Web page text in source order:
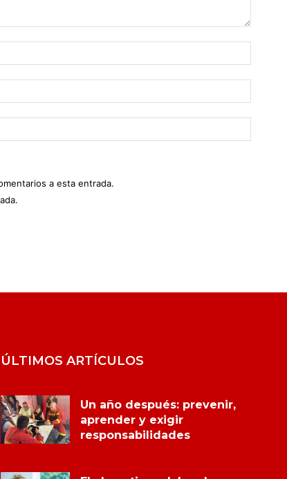
a esta entrada.
ÚLTIMOS ARTÍCULOS
Un año después: prevenir,
aprender y exigir
responsabilidades